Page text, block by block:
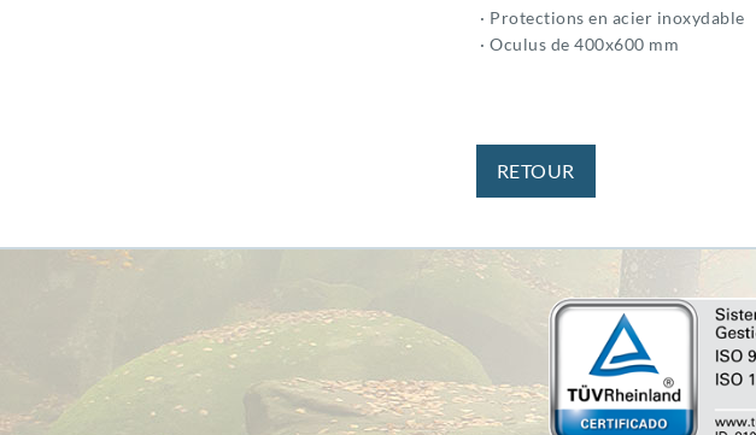
· Protections en acier inoxydable
· Oculus de 400x600 mm
RETOUR